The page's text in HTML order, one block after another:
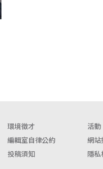
環境徵才 活動
編輯室自律公約
網
投稿須知
隱